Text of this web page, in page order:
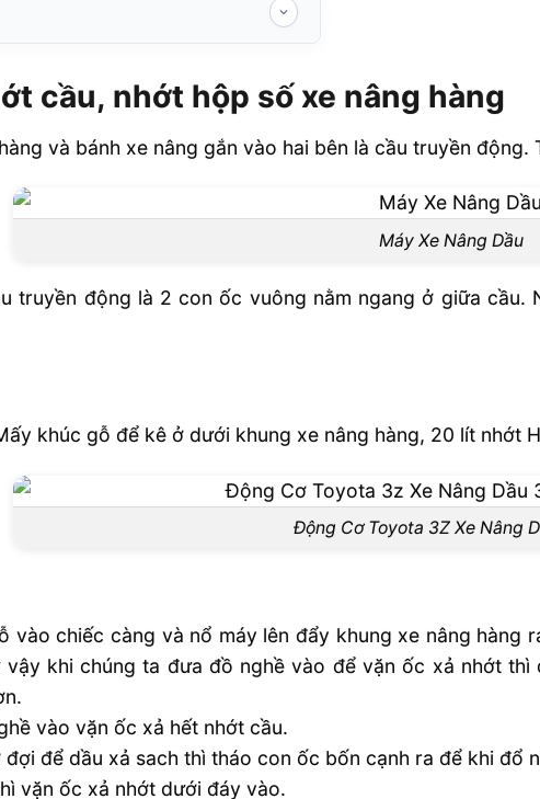
diesel
cầu, nhớt hộp số xe nâng hàng
và bánh xe nâng gắn vào hai bên là cầu truyền
Máy Xe Nâng Dầu
truyền động là 2 con ốc vuông nằm ngang ở giữa
khúc gỗ để kê ở dưới khung xe nâng hàng, 20 lít nhớt
Động Cơ Toyota 3Z Xe Nâng
vào chiếc càng và nổ máy lên đẩy khung xe nâng
vậy khi chúng ta đưa đồ nghề vào để vặn ốc xả nhớt
vào vặn ốc xả hết nhớt cầu.
để dầu xả sach thì tháo con ốc bốn cạnh ra để khi đổ
vặn ốc xả nhớt dưới đáy vào.